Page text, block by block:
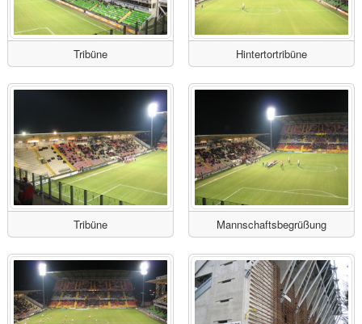
Tribüne Hintertortribüne
Tribüne Mannschaftsbegrüßung